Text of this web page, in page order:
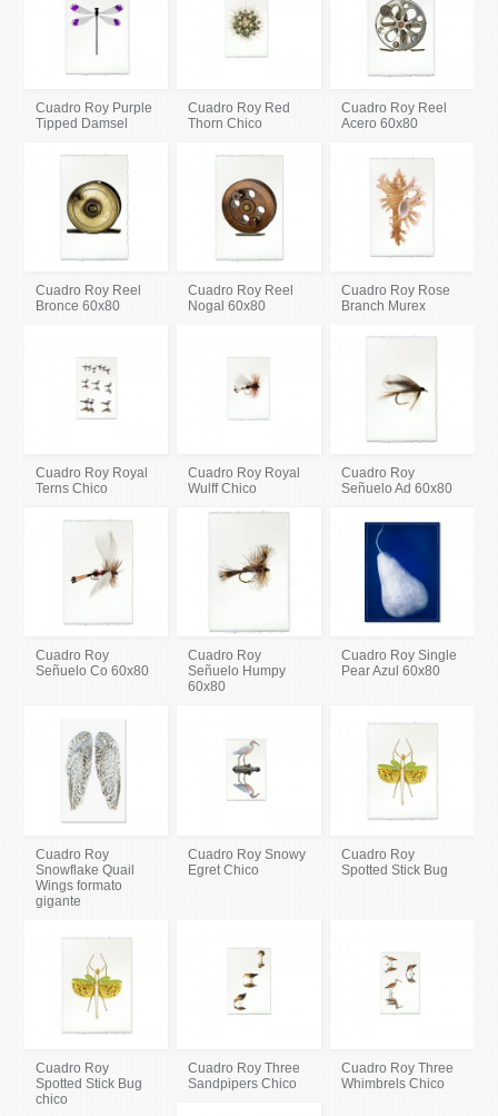
Cuadro Roy Purple
Tipped Damsel
Cuadro Roy Red
Thorn Chico
Cuadro Roy Reel
Acero 60x80
Cuadro Roy Reel
Bronce 60x80
Cuadro Roy Reel
Nogal 60x80
Cuadro Roy Rose
Branch Murex
Cuadro Roy Royal
Terns Chico
Cuadro Roy Royal
Wulff Chico
Cuadro Roy
Señuelo Ad 60x80
Cuadro Roy
Señuelo Co 60x80
Cuadro Roy
Señuelo Humpy
60x80
Cuadro Roy Single
Pear Azul 60x80
Cuadro Roy
Snowflake Quail
Wings formato
gigante
Cuadro Roy Snowy
Egret Chico
Cuadro Roy
Spotted Stick Bug
Cuadro Roy
Spotted Stick Bug
chico
Cuadro Roy Three
Sandpipers Chico
Cuadro Roy Three
Whimbrels Chico